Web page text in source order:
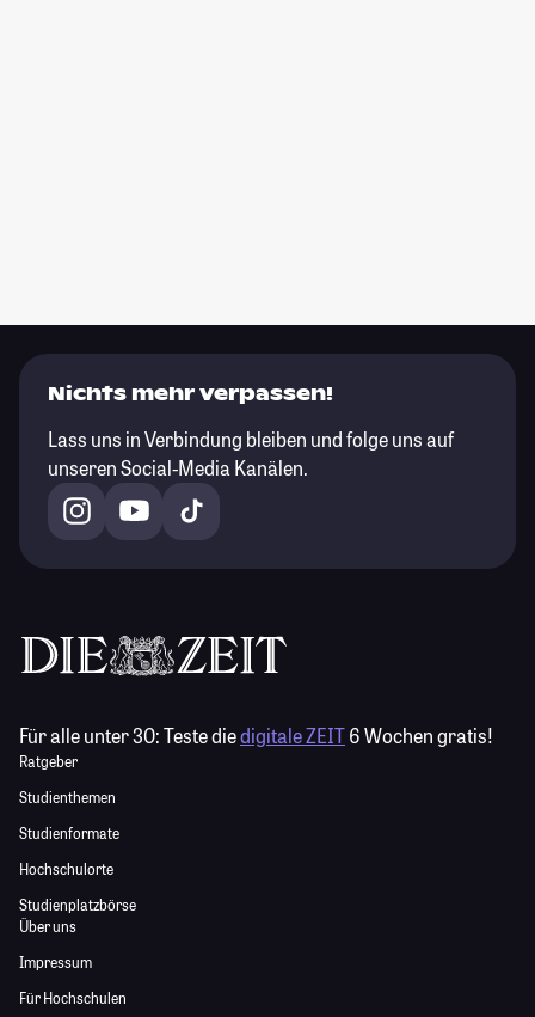
Nichts mehr verpassen!
Lass uns in Verbindung bleiben und folge uns auf
unseren Social-Media Kanälen.
Für alle unter 30:Teste diedigitale ZEIT6 Wochen gratis!
Ratgeber
Studienthemen
Studienformate
Hochschulorte
Studienplatzbörse
Über uns
Impressum
Für Hochschulen